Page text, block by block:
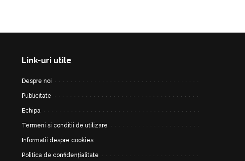
Link-uri utile
Despre noi
Publicitate
Echipa
Termeni si conditii de utilizare
Informatii despre cookies
Politica de confidențialitate